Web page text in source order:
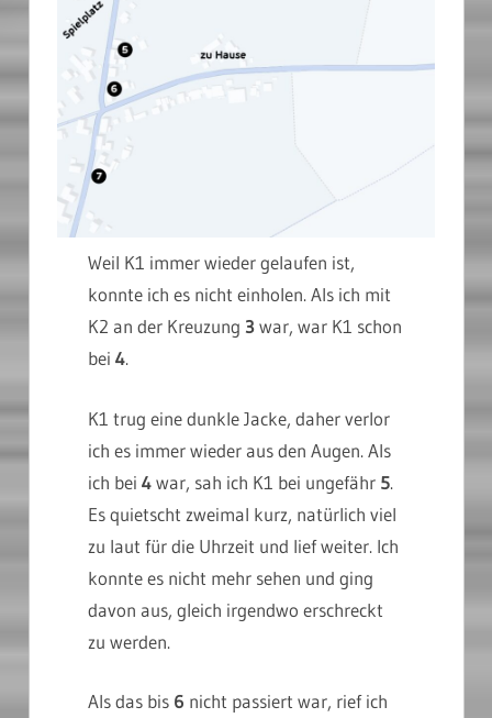
Weil K1 immer wieder gelaufen ist,
konnte ich es nicht einholen. Als ich mit
K2 an der Kreuzung 3war, war K1 schon
bei 4.
K1 trug eine dunkle Jacke, daher verlor
ich es immer wieder aus den Augen. Als
ich bei 4war, sah ich K1 bei ungefähr 5.
Es quietscht zweimal kurz, natürlich viel
zu laut für die Uhrzeit und lief weiter. Ich
konnte es nicht mehr sehen und ging
davon aus, gleich irgendwo erschreckt
zu werden.
Als das bis 6 nicht passiert war, rief ich